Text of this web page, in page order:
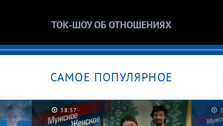
ТОК-ШОУ ОБ ОТНОШЕНИЯХ
САМОЕ ПОПУЛЯРНОЕ
38:57